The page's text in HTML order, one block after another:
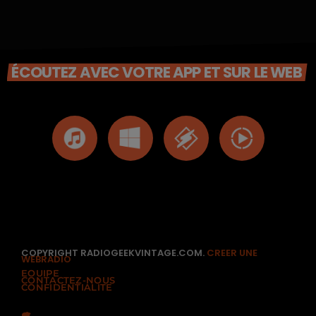
ÉCOUTEZ AVEC VOTRE APP ET SUR LE WEB
COPYRIGHT RADIOGEEKVINTAGE.COM. CREER UNE
WEBRADIO
EQUIPE
CONTACTEZ-NOUS
CONFIDENTIALITÉ